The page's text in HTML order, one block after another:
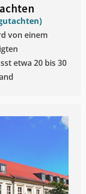
von einem
etwa 20 bis 30